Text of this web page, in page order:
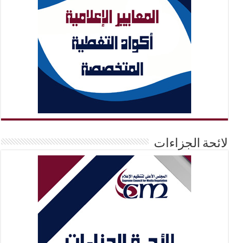
لائحة الجزاءات